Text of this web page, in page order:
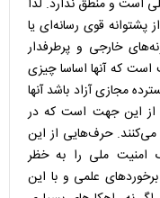
پشتوانه قوی رسانه‌ای یا
خارجی و پرطرفدار
است که آنها اساسا چیزی
مجازی آزاد باشد آنها
از این جهت است که در
حرف‌هایی از این
امنیت ملی را به خظر
علمی و با این